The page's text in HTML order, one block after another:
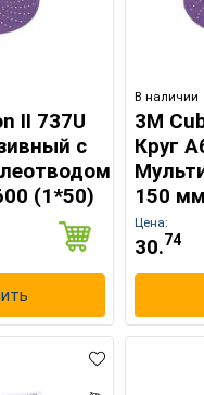
II 737U
c
(1*50)
В наличии
3M
Круг
150
Цена:
30.74